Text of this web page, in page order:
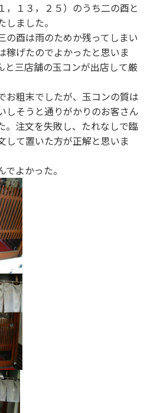
，１３，２５）のうち二の酉と
ました。
の酉は雨のためか残ってしまい
稼げたのでよかったと思いま
と三店舗の玉コンが出店して厳
お粗末でしたが、玉コンの質は
しそうと通りがかりのお客さん
。注文を失敗し、たれなしで臨
して置いた方が正解と思いま
よかった。